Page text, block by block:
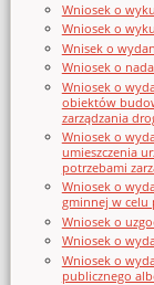
Wniosek o
Wniosek o
Wnisek o
Wniosek o
Wniosek o
obiektów
zarządzania
Wniosek o
umieszczenia
potrzebami
Wniosek o
gminnej w celu
Wniosek o
Wniosek o
Wniosek o
publicznego